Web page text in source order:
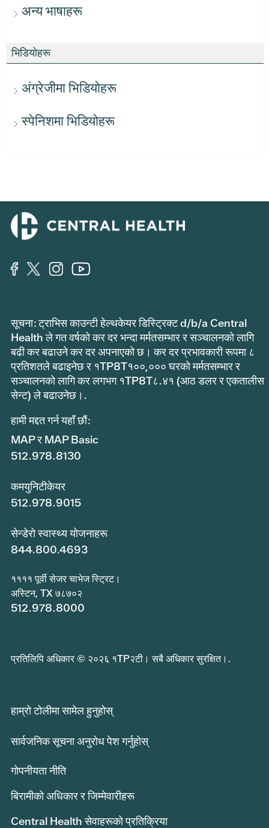
अन्य भाषाहरू
भिडियोहरू
अंग्रेजीमा भिडियोहरू
स्पेनिशमा भिडियोहरू
सूचना: ट्राभिस काउन्टी हेल्थकेयर डिस्ट्रिक्ट d/b/a Central
Health ले गत वर्षको कर दर भन्दा मर्मतसम्भार र सञ्चालनको लागि
बढी कर बढाउने कर दर अपनाएको छ। कर दर प्रभावकारी रूपमा ८
प्रतिशतले बढाइनेछ र १TP8T१००,००० घरको मर्मतसम्भार र
सञ्चालनको लागि कर लगभग १TP8T८.४१ (आठ डलर र एकतालीस
सेन्ट) ले बढाउनेछ।.
हामी मद्दत गर्न यहाँ छौं:
MAP र MAP Basic
512.978.8130
कमयुनिटीकेयर
512.978.9015
सेन्डेरो स्वास्थ्य योजनाहरू
844.800.4693
११११ पूर्वी सेजर चाभेज स्ट्रिट।
अस्टिन, TX ७८७०२
512.978.8000
प्रतिलिपि अधिकार © २०२६ १TP२टी। सबै अधिकार सुरक्षित।.
हाम्रो टोलीमा सामेल हुनुहोस्
सार्वजनिक सूचना अनुरोध पेश गर्नुहोस्
गोपनीयता नीति
बिरामीको अधिकार र जिम्मेवारीहरू
Central Health सेवाहरूको प्रतिक्रिया